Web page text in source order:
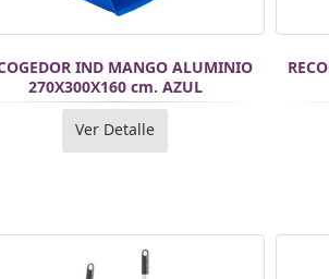
IND MANGO ALUMINIO
270X300X160 cm. AZUL
Ver Detalle